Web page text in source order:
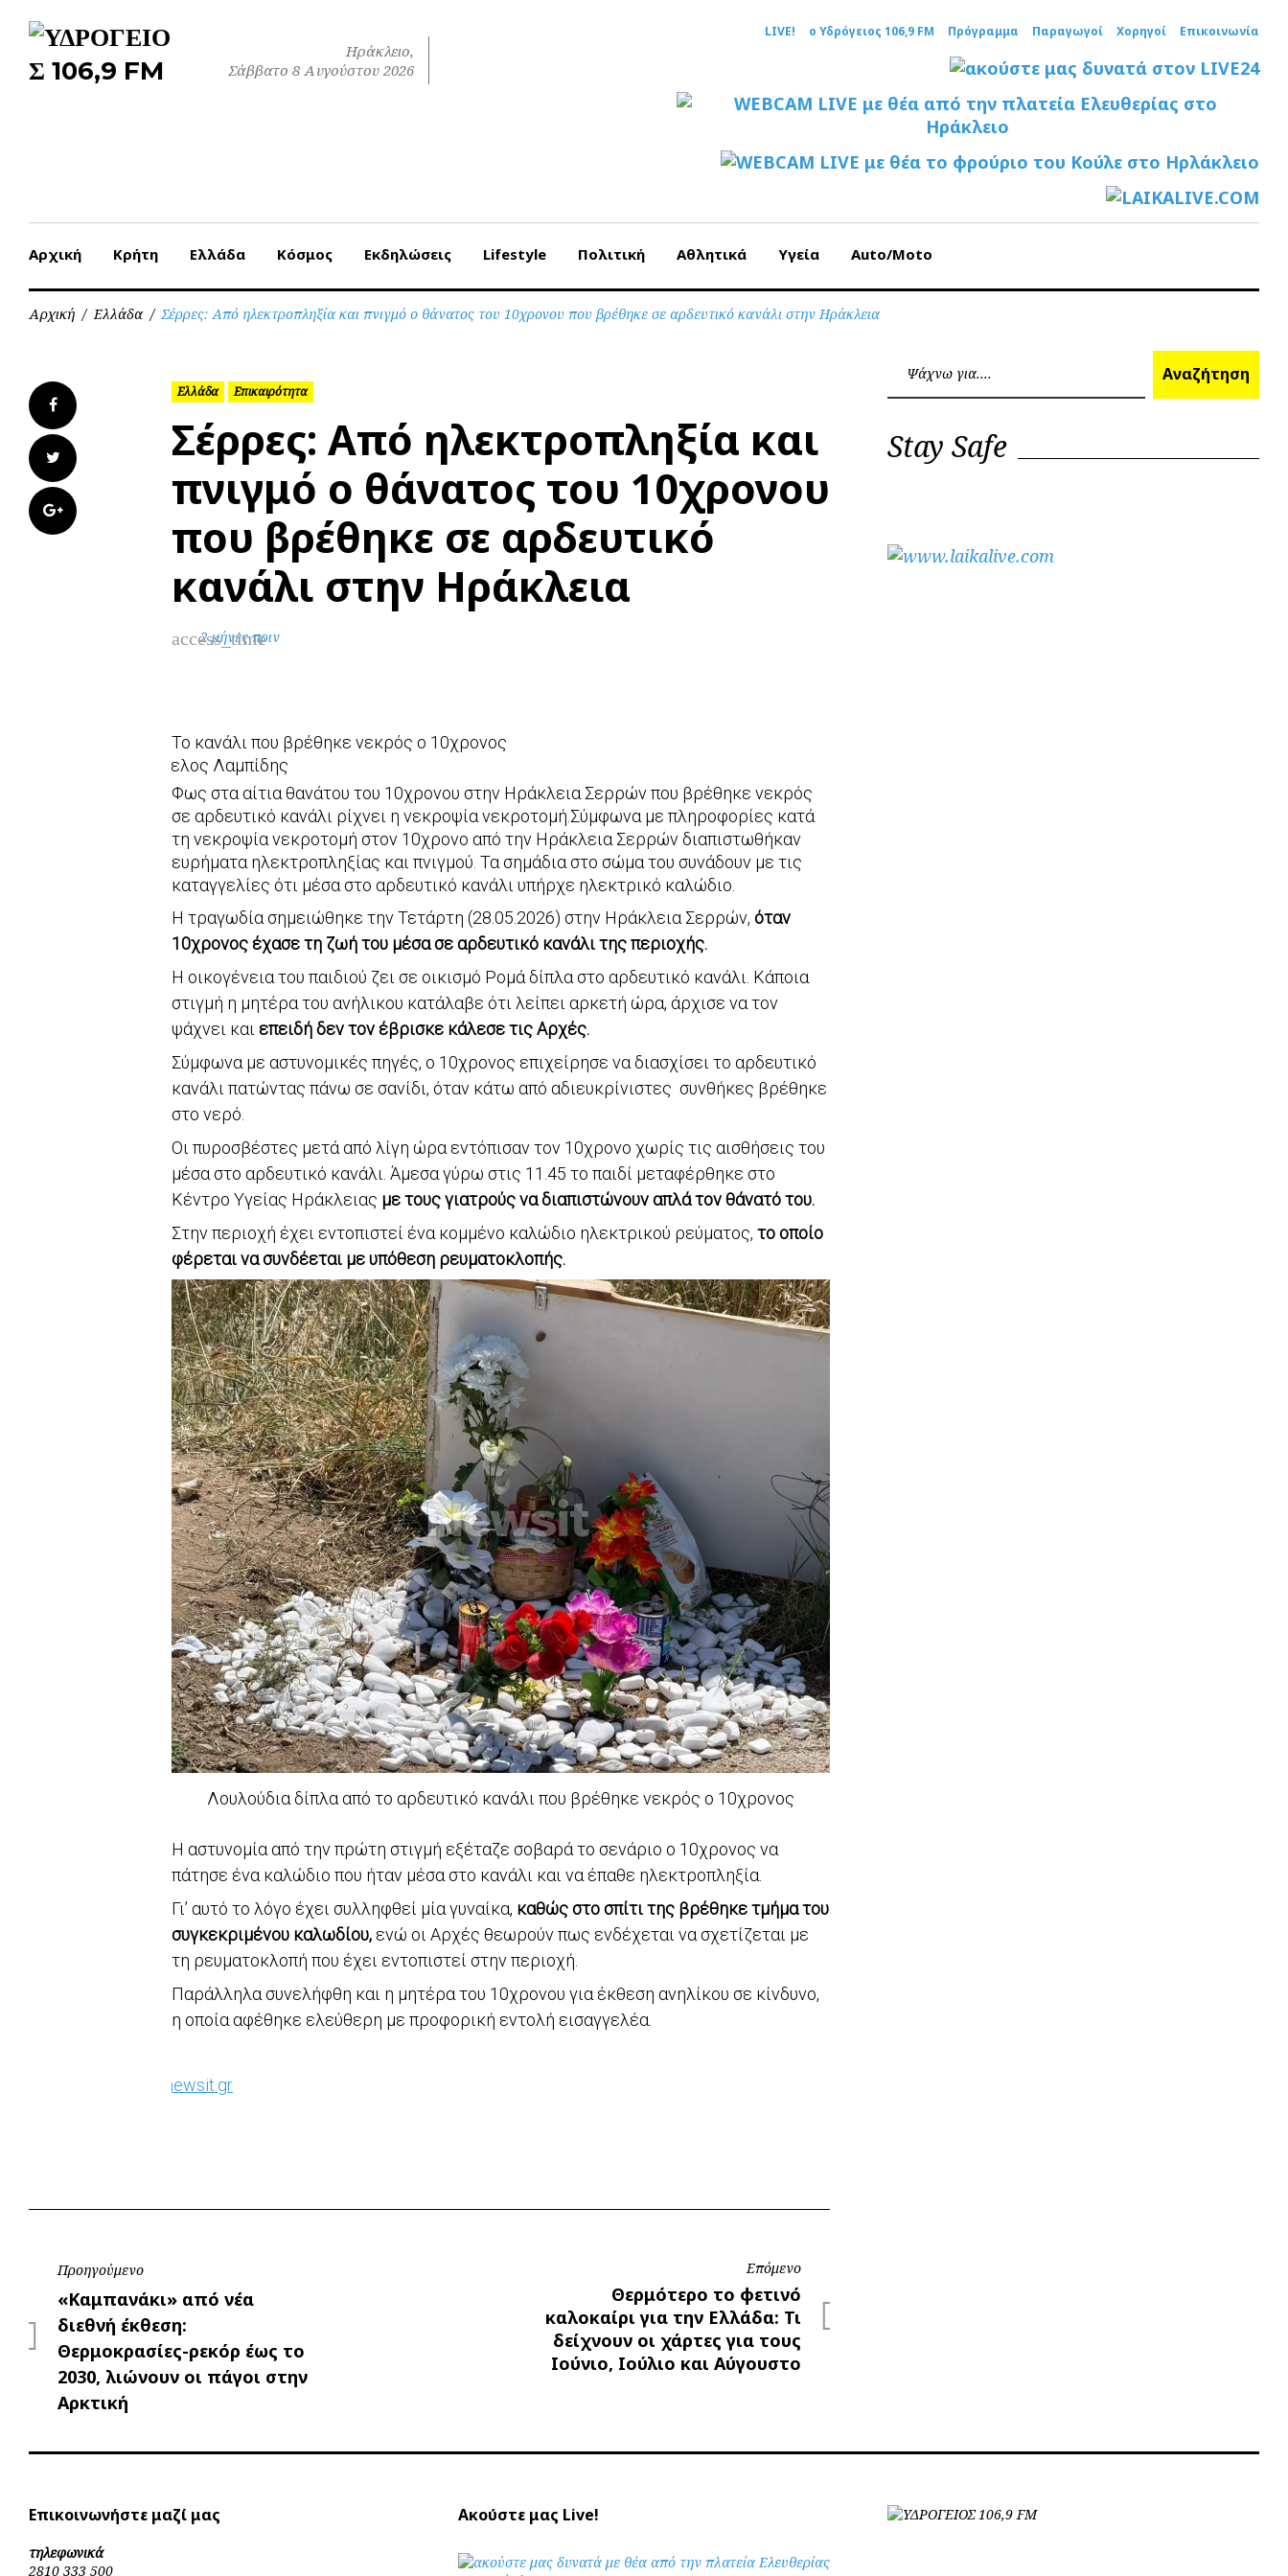
Ηράκλειο,
Σάββατο 8 Αυγούστου 2026
LIVE! ο Υδρόγειος 106,9 FM Πρόγραμμα Παραγωγοί Χορηγοί Επικοινωνία
Αρχική Κρήτη Ελλάδα Κόσμος Εκδηλώσεις Lifestyle Πολιτική Αθλητικά Υγεία Auto/Moto
Αρχική / Ελλάδα / Σέρρες: Από ηλεκτροπληξία και πνιγμό ο θάνατος του 10χρονου που βρέθηκε σε αρδευτικό κανάλι στην Ηράκλεια
Facebook
Twitter
Google+
Ελλάδα Επικαιρότητα
Σέρρες: Από ηλεκτροπληξία και
πνιγμό ο θάνατος του 10χρονου
που βρέθηκε σε αρδευτικό
κανάλι στην Ηράκλεια
access_time
2 μήνες πριν
Το κανάλι που βρέθηκε νεκρός ο 10χρονος
Άγγελος Λαμπίδης
Φως στα αίτια θανάτου του 10χρονου στην Ηράκλεια Σερρών που βρέθηκε νεκρός
σε αρδευτικό κανάλι ρίχνει η νεκροψία νεκροτομή.Σύμφωνα με πληροφορίες κατά
τη νεκροψία νεκροτομή στον 10χρονο από την Ηράκλεια Σερρών διαπιστωθήκαν
ευρήματα ηλεκτροπληξίας και πνιγμού. Τα σημάδια στο σώμα του συνάδουν με τις
καταγγελίες ότι μέσα στο αρδευτικό κανάλι υπήρχε ηλεκτρικό καλώδιο.
Η τραγωδία σημειώθηκε την Τετάρτη (28.05.2026) στην Ηράκλεια Σερρών, όταν
10χρονος έχασε τη ζωή του μέσα σε αρδευτικό κανάλι της περιοχής.
Η οικογένεια του παιδιού ζει σε οικισμό Ρομά δίπλα στο αρδευτικό κανάλι. Κάποια
στιγμή η μητέρα του ανήλικου κατάλαβε ότι λείπει αρκετή ώρα, άρχισε να τον
ψάχνει και επειδή δεν τον έβρισκε κάλεσε τις Αρχές.
Σύμφωνα με αστυνομικές πηγές, ο 10χρονος επιχείρησε να διασχίσει το αρδευτικό
κανάλι πατώντας πάνω σε σανίδι, όταν κάτω από αδιευκρίνιστες συνθήκες βρέθηκε
στο νερό.
Οι πυροσβέστες μετά από λίγη ώρα εντόπισαν τον 10χρονο χωρίς τις αισθήσεις του
μέσα στο αρδευτικό κανάλι. Άμεσα γύρω στις 11.45 το παιδί μεταφέρθηκε στο
Κέντρο Υγείας Ηράκλειας με τους γιατρούς να διαπιστώνουν απλά τον θάνατό του.
Στην περιοχή έχει εντοπιστεί ένα κομμένο καλώδιο ηλεκτρικού ρεύματος, το οποίο
φέρεται να συνδέεται με υπόθεση ρευματοκλοπής.
Λουλούδια δίπλα από το αρδευτικό κανάλι που βρέθηκε νεκρός ο 10χρονος
Η αστυνομία από την πρώτη στιγμή εξέταζε σοβαρά το σενάριο ο 10χρονος να
πάτησε ένα καλώδιο που ήταν μέσα στο κανάλι και να έπαθε ηλεκτροπληξία.
Γι’ αυτό το λόγο έχει συλληφθεί μία γυναίκα, καθώς στο σπίτι της βρέθηκε τμήμα του
συγκεκριμένου καλωδίου, ενώ οι Αρχές θεωρούν πως ενδέχεται να σχετίζεται με
τη ρευματοκλοπή που έχει εντοπιστεί στην περιοχή.
Παράλληλα συνελήφθη και η μητέρα του 10χρονου για έκθεση ανηλίκου σε κίνδυνο,
η οποία αφέθηκε ελεύθερη με προφορική εντολή εισαγγελέα.
newsit.gr
Πλοήγηση
άρθρων
Προηγούμενο
Προηγούμενο
«Καμπανάκι» από νέα
διεθνή έκθεση:
Θερμοκρασίες-ρεκόρ έως το
2030, λιώνουν οι πάγοι στην
Αρκτική
Επόμενο
Επόμενο
Θερμότερο το φετινό
καλοκαίρι για την Ελλάδα: Τι
δείχνουν οι χάρτες για τους
Ιούνιο, Ιούλιο και Αύγουστο
Αναζήτηση
Stay Safe
Επικοινωνήστε μαζί μας
τηλεφωνικά
2810 333 500
Ακούστε μας Live!